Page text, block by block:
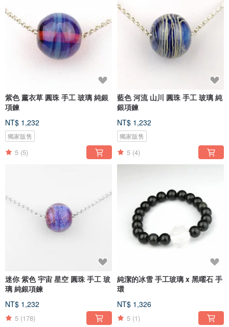
紫色 薰衣草 圓珠 手工 玻璃 純銀
項鍊
NT$ 1,232
獨家販售
5 (5)
藍色 河流 山川 圓珠 手工 玻璃 純
銀項鍊
NT$ 1,232
獨家販售
5 (4)
迷你 紫色 宇宙 星空 圓珠 手工 玻
璃 純銀項鍊
NT$ 1,232
5 (178)
純潔的冰雪 手工玻璃 x 黑曜石 手
環
NT$ 1,326
5 (1)